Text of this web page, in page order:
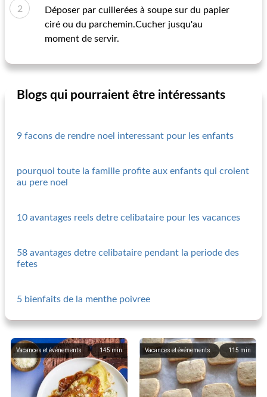
Déposer par cuillerées à soupe sur du papier
ciré ou du parchemin.Cucher jusqu'au
moment de servir.
Blogs qui pourraient être intéressants
9 facons de rendre noel interessant pour les enfants
pourquoi toute la famille profite aux enfants qui croient
au pere noel
10 avantages reels detre celibataire pour les vacances
58 avantages detre celibataire pendant la periode des
fetes
5 bienfaits de la menthe poivree
145 min
Vacances et événements 115 min
Vacances et événements